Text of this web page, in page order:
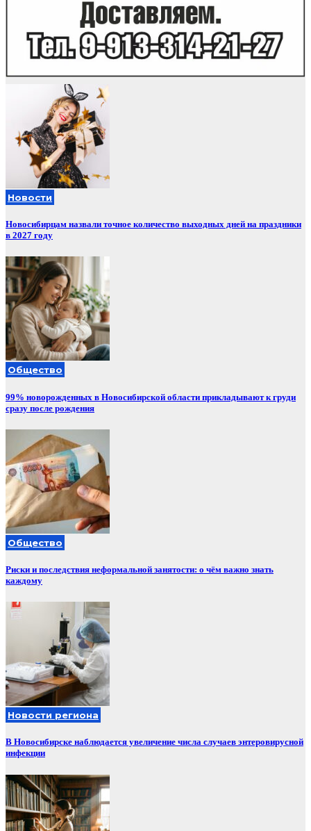
Новости
Новосибирцам назвали точное количество выходных дней на праздники
в 2027 году
Общество
99% новорожденных в Новосибирской области прикладывают к груди
сразу после рождения
Общество
Риски и последствия неформальной занятости: о чём важно знать
каждому
Новости региона
В Новосибирске наблюдается увеличение числа случаев энтеровирусной
инфекции